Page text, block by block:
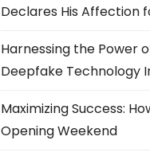
Declares His Affection
Harnessing the Power
Deepfake Technology
Maximizing Success:
Opening Weekend